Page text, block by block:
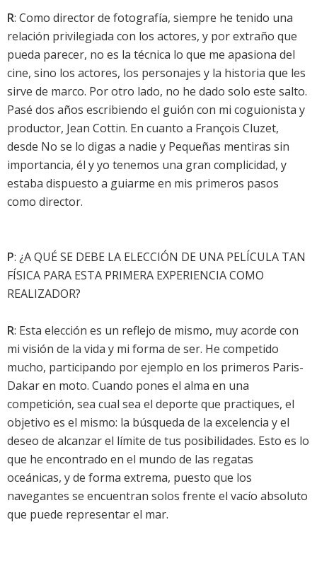
R: Como director de fotografía, siempre he tenido una
relación privilegiada con los actores, y por extraño que
pueda parecer, no es la técnica lo que me apasiona del
cine, sino los actores, los personajes y la historia que les
sirve de marco. Por otro lado, no he dado solo este salto.
Pasé dos años escribiendo el guión con mi coguionista y
productor, Jean Cottin. En cuanto a François Cluzet,
desde No se lo digas a nadie y Pequeñas mentiras sin
importancia, él y yo tenemos una gran complicidad, y
estaba dispuesto a guiarme en mis primeros pasos
como director.
P: ¿A QUÉ SE DEBE LA ELECCIÓN DE UNA PELÍCULA TAN
FÍSICA PARA ESTA PRIMERA EXPERIENCIA COMO
REALIZADOR?
R: Esta elección es un reflejo de mismo, muy acorde con
mi visión de la vida y mi forma de ser. He competido
mucho, participando por ejemplo en los primeros Paris-
Dakar en moto. Cuando pones el alma en una
competición, sea cual sea el deporte que practiques, el
objetivo es el mismo: la búsqueda de la excelencia y el
deseo de alcanzar el límite de tus posibilidades. Esto es lo
que he encontrado en el mundo de las regatas
oceánicas, y de forma extrema, puesto que los
navegantes se encuentran solos frente el vacío absoluto
que puede representar el mar.